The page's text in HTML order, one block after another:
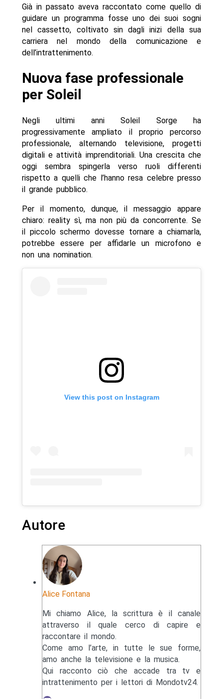
Già in passato aveva raccontato come quello di
guidare un programma fosse uno dei suoi sogni
nel cassetto, coltivato sin dagli inizi della sua
carriera nel mondo della comunicazione e
dell’intrattenimento.
Nuova fase professionale
per Soleil
Negli ultimi anni Soleil Sorge ha
progressivamente ampliato il proprio percorso
professionale, alternando televisione, progetti
digitali e attività imprenditoriali. Una crescita che
oggi sembra spingerla verso ruoli differenti
rispetto a quelli che l’hanno resa celebre presso
il grande pubblico.
Per il momento, dunque, il messaggio appare
chiaro: reality sì, ma non più da concorrente. Se
il piccolo schermo dovesse tornare a chiamarla,
potrebbe essere per affidarle un microfono e
non una nomination.
View this post on Instagram
Autore
Alice Fontana
Mi chiamo Alice, la scrittura è il canale
attraverso il quale cerco di capire e
raccontare il mondo.
Come amo l’arte, in tutte le sue forme,
amo anche la televisione e la musica.
Qui racconto ciò che accade tra tv e
intrattenimento per i lettori di Mondotv24.